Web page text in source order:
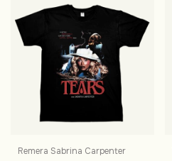
Remera Sabrina Carpenter